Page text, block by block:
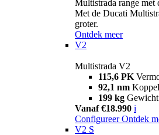
Multistrada range met
Met de Ducati
groter.
Ontdek meer
V2
Multistrada V2
115,6 PK
92,1 nm Koppel
199 kg Gewicht
Vanaf €18.990 i
Configureer Ontdek
V2 S